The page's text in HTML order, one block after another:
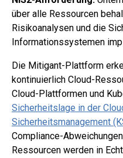
über alle Ressourcen
Risikoanalysen und die
Informationssystemen
Die Mitigant-Plattform
kontinuierlich Cloud-
Cloud-Plattformen und
Sicherheitslage in der
Sicherheitsmanagement
Compliance-
Ressourcen werden in